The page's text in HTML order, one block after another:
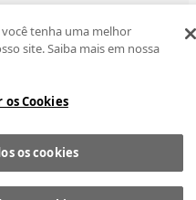
11 3003-3728 ©
direitos reservadosRF
tenha uma melhor
site. Saiba mais em nossa
os Cookies
os cookies